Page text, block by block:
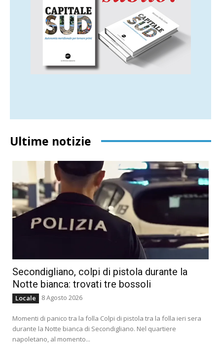
Ultime notizie
Secondigliano, colpi di pistola durante la
Notte bianca: trovati tre bossoli
Locale 8 Agosto 2026
Momenti di panico tra la folla Colpi di pistola tra la folla ieri sera
durante la Notte bianca di Secondigliano. Nel quartiere
napoletano, al momento...